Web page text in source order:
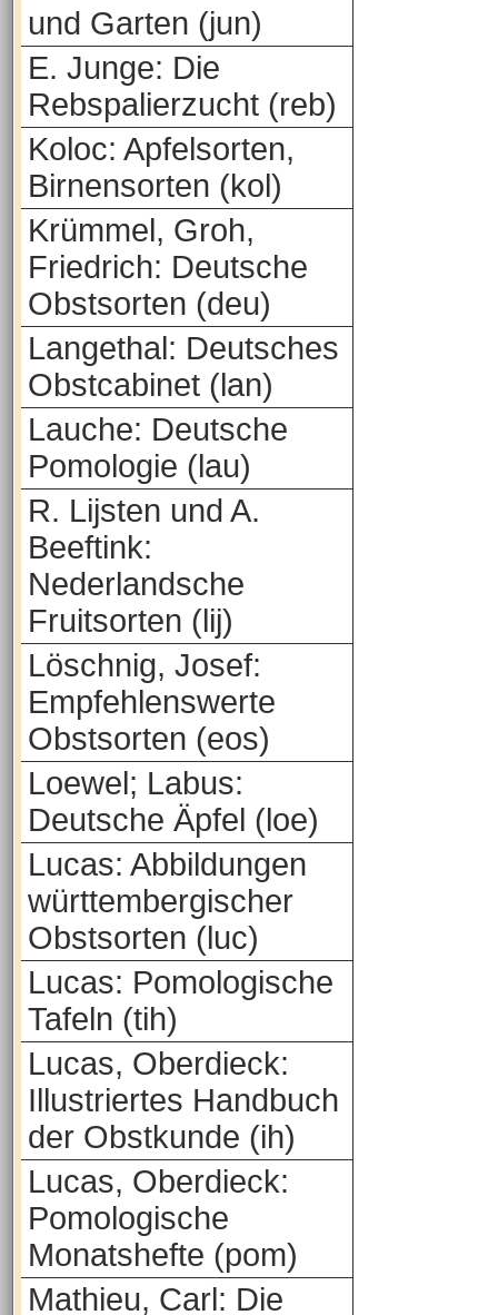
und Garten (jun)
E. Junge: Die
Rebspalierzucht (reb)
Koloc: Apfelsorten,
Birnensorten (kol)
Krümmel, Groh,
Friedrich: Deutsche
Obstsorten (deu)
Langethal: Deutsches
Obstcabinet (lan)
Lauche: Deutsche
Pomologie (lau)
R. Lijsten und A.
Beeftink:
Nederlandsche
Fruitsorten (lij)
Löschnig, Josef:
Empfehlenswerte
Obstsorten (eos)
Loewel; Labus:
Deutsche Äpfel (loe)
Lucas: Abbildungen
württembergischer
Obstsorten (luc)
Lucas: Pomologische
Tafeln (tih)
Lucas, Oberdieck:
Illustriertes Handbuch
der Obstkunde (ih)
Lucas, Oberdieck:
Pomologische
Monatshefte (pom)
Mathieu, Carl: Die